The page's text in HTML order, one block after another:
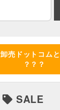
卸売ドットコム
？？？
SALE